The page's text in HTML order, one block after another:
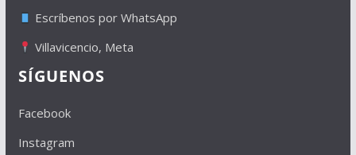
Escríbenos por WhatsApp
Villavicencio, Meta
SÍGUENOS
Facebook
Instagram